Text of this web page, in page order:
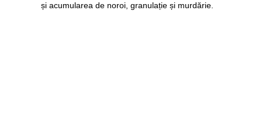
și acumularea de noroi, granulație și murdărie.